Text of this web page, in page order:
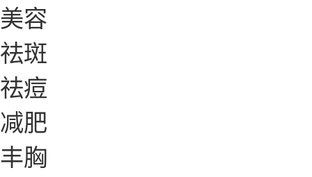
美容
祛斑
祛痘
减肥
丰胸